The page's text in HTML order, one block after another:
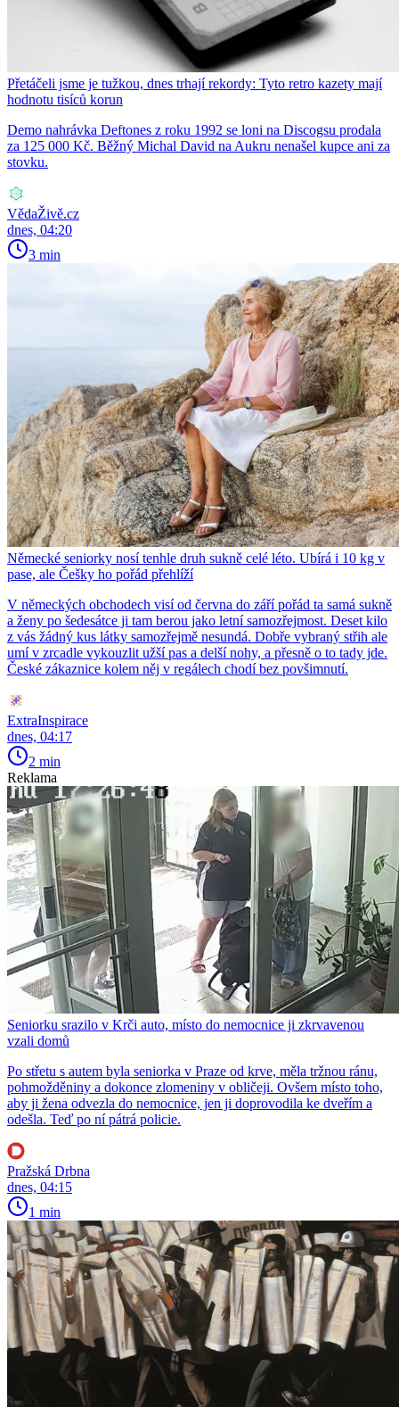
Přetáčeli jsme je tužkou, dnes trhají rekordy: Tyto retro kazety mají
hodnotu tisíců korun
Demo nahrávka Deftones z roku 1992 se loni na Discogsu prodala
za 125 000 Kč. Běžný Michal David na Aukru nenašel kupce ani za
stovku.
VědaŽivě.cz
dnes, 04:20
3 min
Německé seniorky nosí tenhle druh sukně celé léto. Ubírá i 10 kg v
pase, ale Češky ho pořád přehlíží
V německých obchodech visí od června do září pořád ta samá sukně
a ženy po šedesátce ji tam berou jako letní samozřejmost. Deset kilo
z vás žádný kus látky samozřejmě nesundá. Dobře vybraný střih ale
umí v zrcadle vykouzlit užší pas a delší nohy, a přesně o to tady jde.
České zákaznice kolem něj v regálech chodí bez povšimnutí.
ExtraInspirace
dnes, 04:17
2 min
Reklama
Seniorku srazilo v Krči auto, místo do nemocnice ji zkrvavenou
vzali domů
Po střetu s autem byla seniorka v Praze od krve, měla tržnou ránu,
pohmožděniny a dokonce zlomeniny v obličeji. Ovšem místo toho,
aby ji žena odvezla do nemocnice, jen ji doprovodila ke dveřím a
odešla. Teď po ní pátrá policie.
Pražská Drbna
dnes, 04:15
1 min